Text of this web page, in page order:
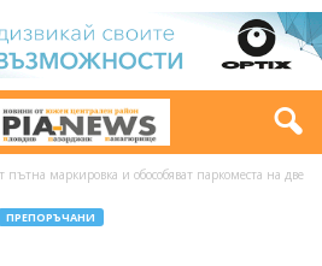
пътна маркировка и обособяват паркоместа на две
ПРЕПОРЪЧАНИ